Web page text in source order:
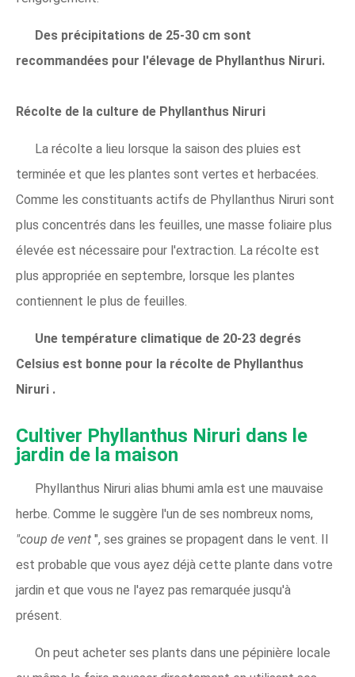
Des précipitations de 25-30 cm sont
recommandées pour l'élevage de Phyllanthus Niruri.
Récolte de la culture de Phyllanthus Niruri
La récolte a lieu lorsque la saison des pluies est
terminée et que les plantes sont vertes et herbacées.
Comme les constituants actifs de Phyllanthus Niruri sont
plus concentrés dans les feuilles, une masse foliaire plus
élevée est nécessaire pour l'extraction. La récolte est
plus appropriée en septembre, lorsque les plantes
contiennent le plus de feuilles.
Une température climatique de 20-23 degrés
Celsius est bonne pour la récolte de Phyllanthus
Niruri .
Cultiver Phyllanthus Niruri dans le
jardin de la maison
Phyllanthus Niruri alias bhumi amla est une mauvaise
herbe. Comme le suggère l'un de ses nombreux noms,
"coup de vent ", ses graines se propagent dans le vent. Il
est probable que vous ayez déjà cette plante dans votre
jardin et que vous ne l'ayez pas remarquée jusqu'à
présent.
On peut acheter ses plants dans une pépinière locale